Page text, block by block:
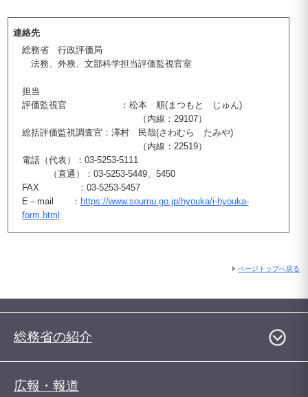
連絡先
総務省 行政評価局
法務、外務、文部科学担当評価監視官室
担当
評価監視官 ：松本 順(まつもと じゅん)
（内線：29107）
総括評価監視調査官：澤村 民哉(さわむら たみや)
（内線：22519）
電話（代表）：03-5253-5111
（直通）：03-5253-5449、5450
FAX ：03-5253-5457
E－mail ： https://www.soumu.go.jp/hyouka/i-hyouka-
form.html
ページトップへ戻る
総務省の紹介
広報・報道